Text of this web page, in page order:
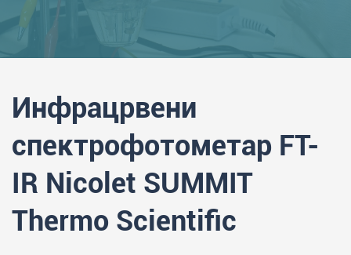
Инфрацрвени
спектрофотометар FT-
IR Nicolet SUMMIT
Thermo Scientific